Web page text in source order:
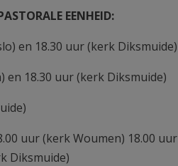
EENHEID:
en 18.30 uur (kerk Diksmuide)
en 18.30 uur (kerk Diksmuide)
uur (kerk Woumen) 18.00
Diksmuide)